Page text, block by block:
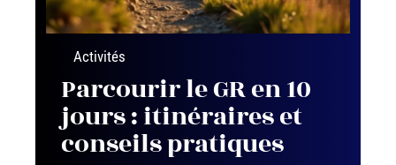
Activités
Parcourir le GR en 10
jours : itinéraires et
conseils pratiques